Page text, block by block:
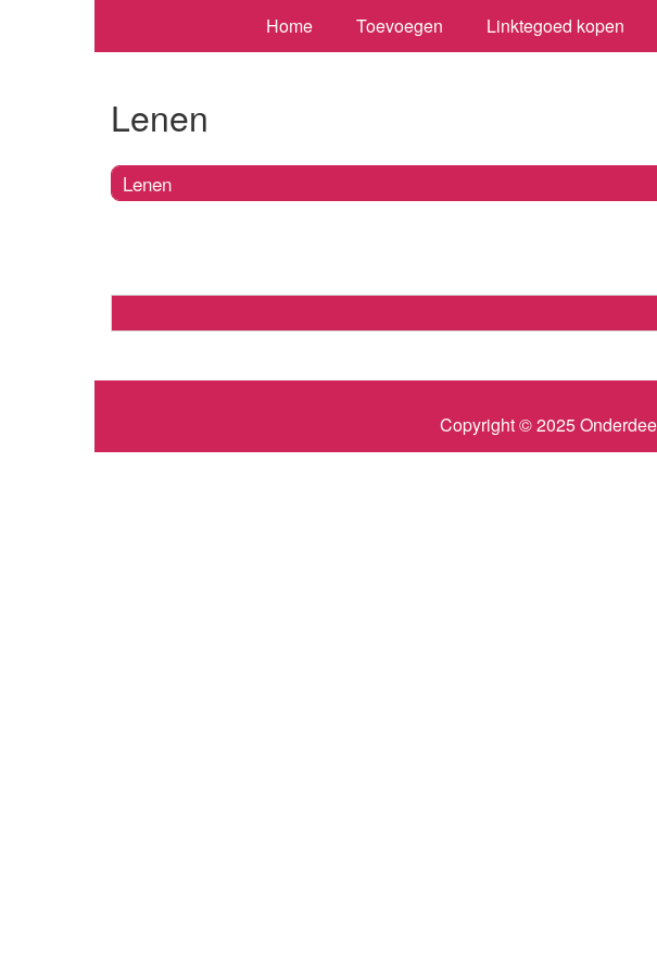
Home Toevoegen Linktegoed kopen
Lenen
Lenen
Copyright © 2025